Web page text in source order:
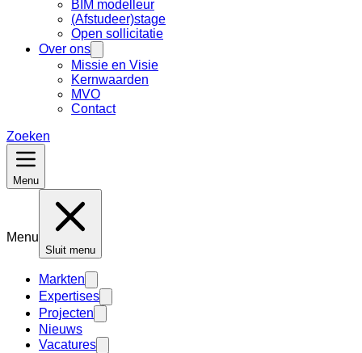
BIM modelleur
(Afstudeer)stage
Open sollicitatie
Over ons
Missie en Visie
Kernwaarden
MVO
Contact
Zoeken
Menu
Menu
Sluit menu
Markten
Expertises
Projecten
Nieuws
Vacatures